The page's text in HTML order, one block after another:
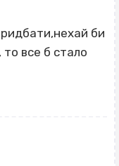
би
то все б стало